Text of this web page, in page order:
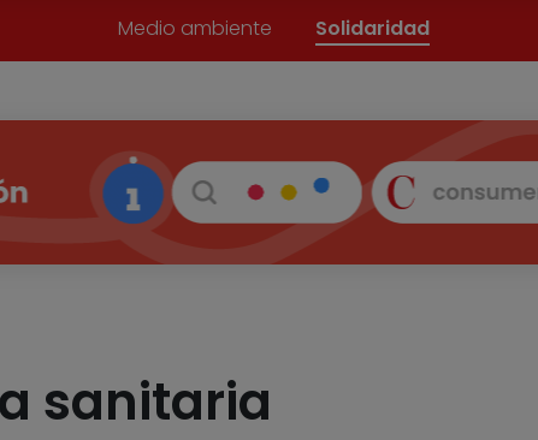
Medio ambiente Solidaridad
sanitaria